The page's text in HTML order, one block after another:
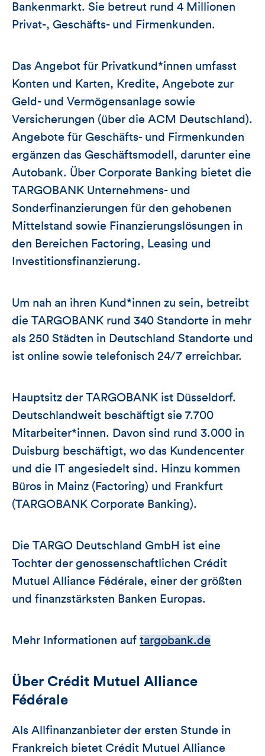
Bankenmarkt. Sie betreut rund 4 Millionen
Privat-, Geschäfts- und Firmenkunden.
Das Angebot für Privatkund*innen umfasst
Konten und Karten, Kredite, Angebote zur
Geld- und Vermögensanlage sowie
Versicherungen (über die ACM Deutschland).
Angebote für Geschäfts- und Firmenkunden
ergänzen das Geschäftsmodell, darunter eine
Autobank. Über Corporate Banking bietet die
TARGOBANK Unternehmens- und
Sonderfinanzierungen für den gehobenen
Mittelstand sowie Finanzierungslösungen in
den Bereichen Factoring, Leasing und
Investitionsfinanzierung.
Um nah an ihren Kund*innen zu sein, betreibt
die TARGOBANK rund 340 Standorte in mehr
als 250 Städten in Deutschland Standorte und
ist online sowie telefonisch 24/7 erreichbar.
Hauptsitz der TARGOBANK ist Düsseldorf.
Deutschlandweit beschäftigt sie 7.700
Mitarbeiter*innen. Davon sind rund 3.000 in
Duisburg beschäftigt, wo das Kundencenter
und die IT angesiedelt sind. Hinzu kommen
Büros in Mainz (Factoring) und Frankfurt
(TARGOBANK Corporate Banking).
Die TARGO Deutschland GmbH ist eine
Tochter der genossenschaftlichen Crédit
Mutuel Alliance Fédérale, einer der größten
und finanzstärksten Banken Europas.
Mehr Informationen auf targobank.de
Über Crédit Mutuel Alliance
Fédérale
Als Allfinanzanbieter der ersten Stunde in
Frankreich bietet Crédit Mutuel Alliance